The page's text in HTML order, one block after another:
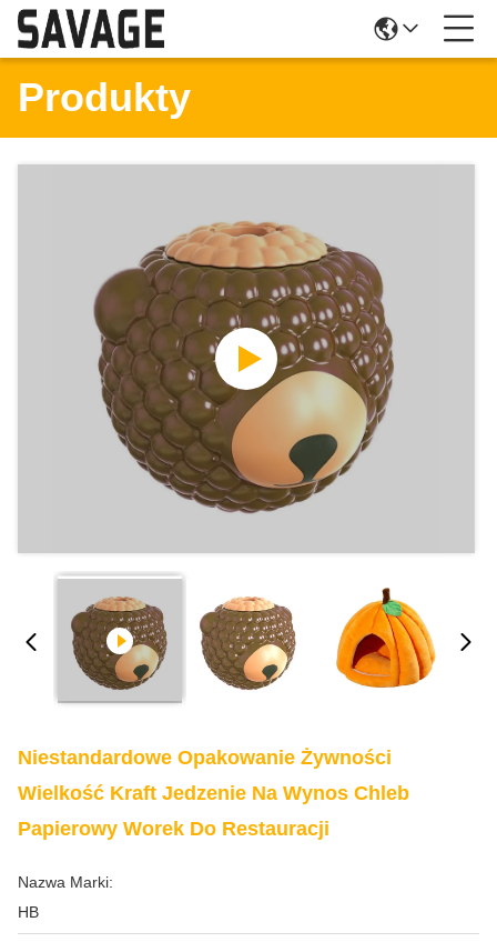
Produkty
Niestandardowe Opakowanie Żywności
Wielkość Kraft Jedzenie Na Wynos Chleb
Papierowy Worek Do Restauracji
Nazwa Marki:
HB